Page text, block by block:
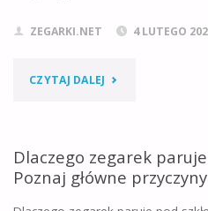
CZYNNIKÓW"
ZEGARKI.NET 4 LUTEGO
CZYTAJ DALEJ "PODSTAWY
ZEGAREK
Dlaczego zegarek paruje
Poznaj główne